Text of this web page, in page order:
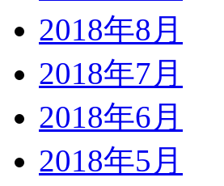
2018年8月
2018年7月
2018年6月
2018年5月